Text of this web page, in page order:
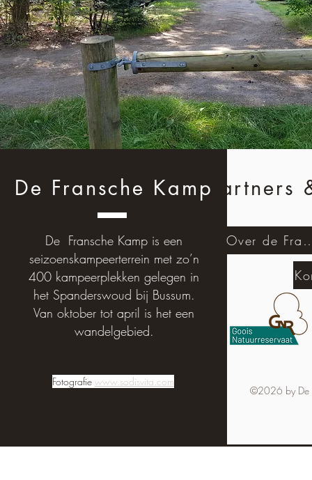
De Fransche Kamp
De Fransche Kamp is een
seizoenskampeerterrein met zo’n
400 kampeerplekken gelegen in
het Spanderswoud bij Bussum.
Van oktober tot april is het een
wandelgebied.
Fotografie www.sodisvita.com
Partners
Over de
©2026 by De